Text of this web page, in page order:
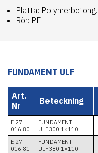
Platta: Polymerbetong.
Rör: PE.
FUNDAMENT ULF
Art.
Nr
Beteckning
E 27
016 80
FUNDAMENT
ULF300 1×110
E 27
016 81
FUNDAMENT
ULF380 1×110